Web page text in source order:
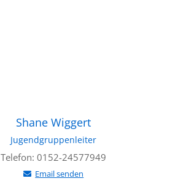
Shane Wiggert
Jugendgruppenleiter
Telefon: 0152-24577949
Email senden